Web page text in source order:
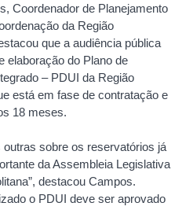
Coordenador de Planejamento
da Região
que a audiência pública
elaboração do Plano de
– PDUI da Região
está em fase de contratação e
18 meses.
outras sobre os reservatórios já
da Assembleia Legislativa
destacou Campos.
o PDUI deve ser aprovado